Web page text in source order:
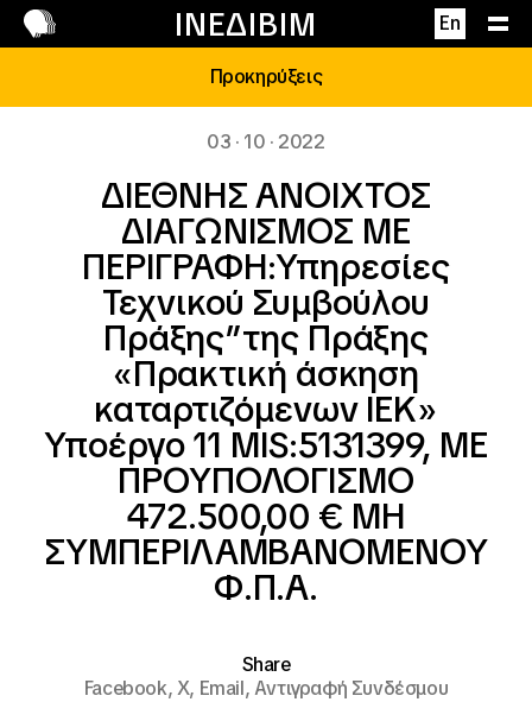
ΙΝΕΔΙΒΙΜ En
Επικοινωνία
Προκηρύξεις
03 · 10 · 2022
ΔΙΕΘΝΗΣ ΑΝΟΙΧΤΟΣ
ΔΙΑΓΩΝΙΣΜΟΣ ΜΕ
ΠΕΡΙΓΡΑΦΗ:Υπηρεσίες
Τεχνικού Συμβούλου
Πράξης”της Πράξης
«Πρακτική άσκηση
καταρτιζόμενων ΙΕΚ»
Υποέργo 11 MIS:5131399, ΜΕ
ΠΡΟΥΠΟΛΟΓΙΣΜΟ
472.500,00 € ΜΗ
ΣΥΜΠΕΡΙΛΑΜΒΑΝΟΜΕΝΟΥ
Φ.Π.Α.
Share
Facebook,X, Email,Αντιγραφή Συνδέσμου